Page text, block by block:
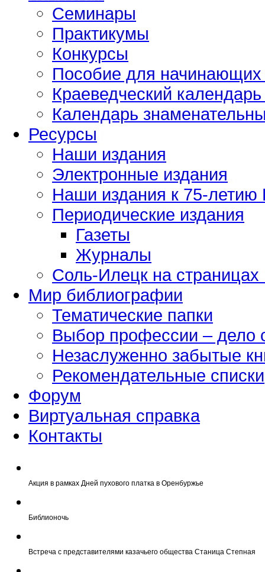
Семинары
Практикумы
Конкурсы
Пособие для начинающих
Краеведческий
Календарь
Ресурсы
Наши издания
Электронные издания
Наши издания к 75-
Периодические издания
Газеты
Журналы
Соль-Илецк на
Мир библиографии
Тематические папки
Выбор профессии – дело
Незаслуженно забытые
Рекомендательные списки
Форум
Виртуальная справка
Контакты
Акция в рамках Дней пухового платка в Оренбуржье
Библионочь
Встреча с представителями казачьего общества Станица Степная